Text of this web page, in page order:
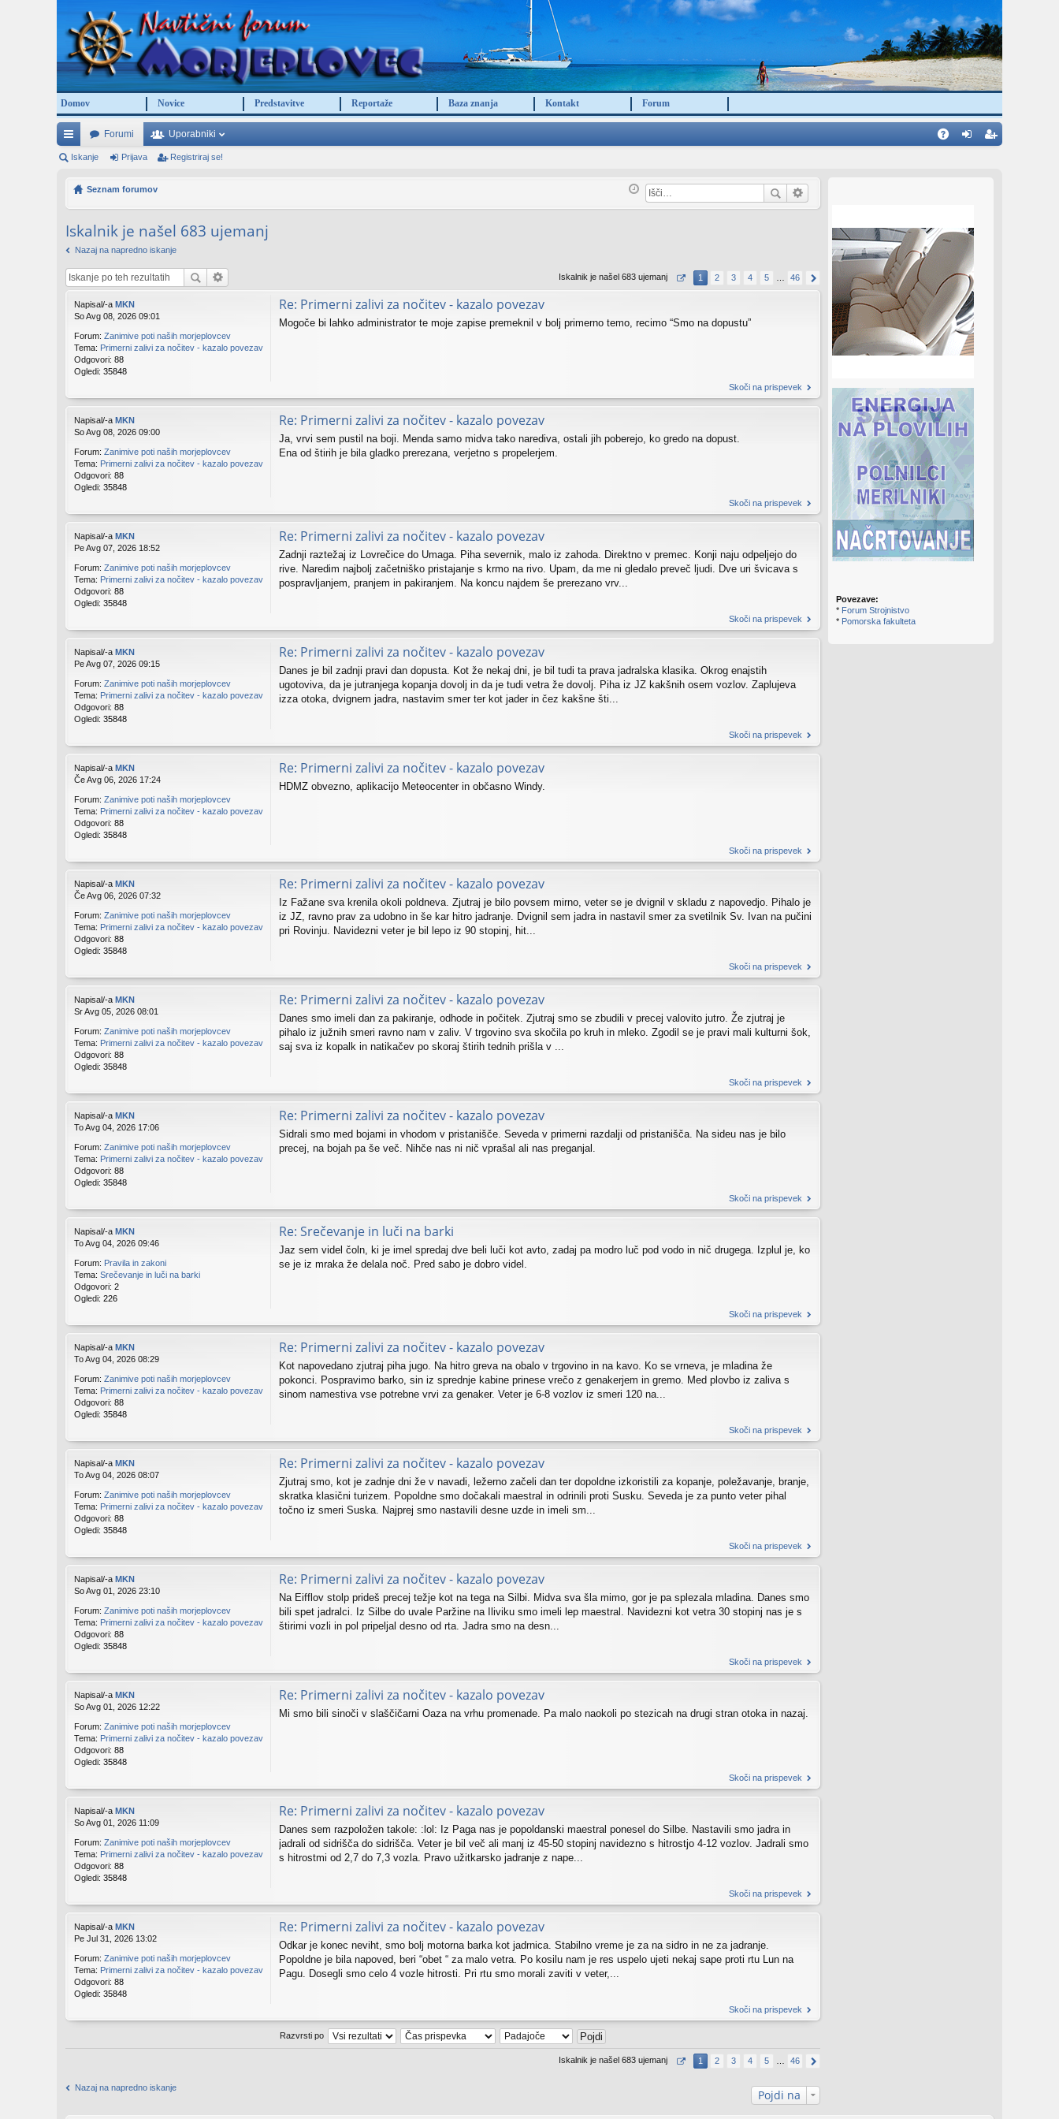
Domov Novice Predstavitve Reportaže Baza znanja Kontakt Forum
itr
po
ve
za
ve
Forumi Uporabniki
Iskanje Prijava Registriraj se!
Seznam forumov
Iskalnik je našel 683 ujemanj
Nazaj na napredno iskanje
Iskalnik je našel 683 ujemanj 1 2 3 4 5 … 46
Napisal/-a MKN
So Avg 08, 2026 09:01
Forum: Zanimive poti naših morjeplovcev
Tema: Primerni zalivi za nočitev - kazalo povezav
Odgovori: 88
Ogledi: 35848
Re: Primerni zalivi za nočitev - kazalo povezav
Mogoče bi lahko administrator te moje zapise premeknil v bolj primerno temo, recimo “Smo na dopustu”
Skoči na prispevek
Napisal/-a MKN
So Avg 08, 2026 09:00
Forum: Zanimive poti naših morjeplovcev
Tema: Primerni zalivi za nočitev - kazalo povezav
Odgovori: 88
Ogledi: 35848
Re: Primerni zalivi za nočitev - kazalo povezav
Ja, vrvi sem pustil na boji. Menda samo midva tako narediva, ostali jih poberejo, ko gredo na dopust.
Ena od štirih je bila gladko prerezana, verjetno s propelerjem.
Skoči na prispevek
Napisal/-a MKN
Pe Avg 07, 2026 18:52
Forum: Zanimive poti naših morjeplovcev
Tema: Primerni zalivi za nočitev - kazalo povezav
Odgovori: 88
Ogledi: 35848
Re: Primerni zalivi za nočitev - kazalo povezav
Zadnji raztežaj iz Lovrečice do Umaga. Piha severnik, malo iz zahoda. Direktno v premec. Konji naju odpeljejo do
rive. Naredim najbolj začetniško pristajanje s krmo na rivo. Upam, da me ni gledalo preveč ljudi. Dve uri švicava s
pospravljanjem, pranjem in pakiranjem. Na koncu najdem še prerezano vrv...
Skoči na prispevek
Napisal/-a MKN
Pe Avg 07, 2026 09:15
Forum: Zanimive poti naših morjeplovcev
Tema: Primerni zalivi za nočitev - kazalo povezav
Odgovori: 88
Ogledi: 35848
Re: Primerni zalivi za nočitev - kazalo povezav
Danes je bil zadnji pravi dan dopusta. Kot že nekaj dni, je bil tudi ta prava jadralska klasika. Okrog enajstih
ugotoviva, da je jutranjega kopanja dovolj in da je tudi vetra že dovolj. Piha iz JZ kakšnih osem vozlov. Zaplujeva
izza otoka, dvignem jadra, nastavim smer ter kot jader in čez kakšne šti...
Skoči na prispevek
Napisal/-a MKN
Če Avg 06, 2026 17:24
Forum: Zanimive poti naših morjeplovcev
Tema: Primerni zalivi za nočitev - kazalo povezav
Odgovori: 88
Ogledi: 35848
Re: Primerni zalivi za nočitev - kazalo povezav
HDMZ obvezno, aplikacijo Meteocenter in občasno Windy.
Skoči na prispevek
Napisal/-a MKN
Če Avg 06, 2026 07:32
Forum: Zanimive poti naših morjeplovcev
Tema: Primerni zalivi za nočitev - kazalo povezav
Odgovori: 88
Ogledi: 35848
Re: Primerni zalivi za nočitev - kazalo povezav
Iz Fažane sva krenila okoli poldneva. Zjutraj je bilo povsem mirno, veter se je dvignil v skladu z napovedjo. Pihalo je
iz JZ, ravno prav za udobno in še kar hitro jadranje. Dvignil sem jadra in nastavil smer za svetilnik Sv. Ivan na pučini
pri Rovinju. Navidezni veter je bil lepo iz 90 stopinj, hit...
Skoči na prispevek
Napisal/-a MKN
Sr Avg 05, 2026 08:01
Forum: Zanimive poti naših morjeplovcev
Tema: Primerni zalivi za nočitev - kazalo povezav
Odgovori: 88
Ogledi: 35848
Re: Primerni zalivi za nočitev - kazalo povezav
Danes smo imeli dan za pakiranje, odhode in počitek. Zjutraj smo se zbudili v precej valovito jutro. Že zjutraj je
pihalo iz južnih smeri ravno nam v zaliv. V trgovino sva skočila po kruh in mleko. Zgodil se je pravi mali kulturni šok,
saj sva iz kopalk in natikačev po skoraj štirih tednih prišla v ...
Skoči na prispevek
Napisal/-a MKN
To Avg 04, 2026 17:06
Forum: Zanimive poti naših morjeplovcev
Tema: Primerni zalivi za nočitev - kazalo povezav
Odgovori: 88
Ogledi: 35848
Re: Primerni zalivi za nočitev - kazalo povezav
Sidrali smo med bojami in vhodom v pristanišče. Seveda v primerni razdalji od pristanišča. Na sideu nas je bilo
precej, na bojah pa še več. Nihče nas ni nič vprašal ali nas preganjal.
Skoči na prispevek
Napisal/-a MKN
To Avg 04, 2026 09:46
Forum: Pravila in zakoni
Tema: Srečevanje in luči na barki
Odgovori: 2
Ogledi: 226
Re: Srečevanje in luči na barki
Jaz sem videl čoln, ki je imel spredaj dve beli luči kot avto, zadaj pa modro luč pod vodo in nič drugega. Izplul je, ko
se je iz mraka že delala noč. Pred sabo je dobro videl.
Skoči na prispevek
Napisal/-a MKN
To Avg 04, 2026 08:29
Forum: Zanimive poti naših morjeplovcev
Tema: Primerni zalivi za nočitev - kazalo povezav
Odgovori: 88
Ogledi: 35848
Re: Primerni zalivi za nočitev - kazalo povezav
Kot napovedano zjutraj piha jugo. Na hitro greva na obalo v trgovino in na kavo. Ko se vrneva, je mladina že
pokonci. Pospravimo barko, sin iz sprednje kabine prinese vrečo z genakerjem in gremo. Med plovbo iz zaliva s
sinom namestiva vse potrebne vrvi za genaker. Veter je 6-8 vozlov iz smeri 120 na...
Skoči na prispevek
Napisal/-a MKN
To Avg 04, 2026 08:07
Forum: Zanimive poti naših morjeplovcev
Tema: Primerni zalivi za nočitev - kazalo povezav
Odgovori: 88
Ogledi: 35848
Re: Primerni zalivi za nočitev - kazalo povezav
Zjutraj smo, kot je zadnje dni že v navadi, ležerno začeli dan ter dopoldne izkoristili za kopanje, poležavanje, branje,
skratka klasični turizem. Popoldne smo dočakali maestral in odrinili proti Susku. Seveda je za punto veter pihal
točno iz smeri Suska. Najprej smo nastavili desne uzde in imeli sm...
Skoči na prispevek
Napisal/-a MKN
So Avg 01, 2026 23:10
Forum: Zanimive poti naših morjeplovcev
Tema: Primerni zalivi za nočitev - kazalo povezav
Odgovori: 88
Ogledi: 35848
Re: Primerni zalivi za nočitev - kazalo povezav
Na Eifflov stolp prideš precej težje kot na tega na Silbi. Midva sva šla mimo, gor je pa splezala mladina. Danes smo
bili spet jadralci. Iz Silbe do uvale Paržine na Iliviku smo imeli lep maestral. Navidezni kot vetra 30 stopinj nas je s
štirimi vozli in pol pripeljal desno od rta. Jadra smo na desn...
Skoči na prispevek
Napisal/-a MKN
So Avg 01, 2026 12:22
Forum: Zanimive poti naših morjeplovcev
Tema: Primerni zalivi za nočitev - kazalo povezav
Odgovori: 88
Ogledi: 35848
Re: Primerni zalivi za nočitev - kazalo povezav
Mi smo bili sinoči v slaščičarni Oaza na vrhu promenade. Pa malo naokoli po stezicah na drugi stran otoka in nazaj.
Skoči na prispevek
Napisal/-a MKN
So Avg 01, 2026 11:09
Forum: Zanimive poti naših morjeplovcev
Tema: Primerni zalivi za nočitev - kazalo povezav
Odgovori: 88
Ogledi: 35848
Re: Primerni zalivi za nočitev - kazalo povezav
Danes sem razpoložen takole: :lol: Iz Paga nas je popoldanski maestral ponesel do Silbe. Nastavili smo jadra in
jadrali od sidrišča do sidrišča. Veter je bil več ali manj iz 45-50 stopinj navidezno s hitrostjo 4-12 vozlov. Jadrali smo
s hitrostmi od 2,7 do 7,3 vozla. Pravo užitkarsko jadranje z nape...
Skoči na prispevek
Napisal/-a MKN
Pe Jul 31, 2026 13:02
Forum: Zanimive poti naših morjeplovcev
Tema: Primerni zalivi za nočitev - kazalo povezav
Odgovori: 88
Ogledi: 35848
Re: Primerni zalivi za nočitev - kazalo povezav
Odkar je konec neviht, smo bolj motorna barka kot jadrnica. Stabilno vreme je za na sidro in ne za jadranje.
Popoldne je bila napoved, beri “obet “ za malo vetra. Po kosilu nam je res uspelo ujeti nekaj sape proti rtu Lun na
Pagu. Dosegli smo celo 4 vozle hitrosti. Pri rtu smo morali zaviti v veter,...
Skoči na prispevek
Razvrsti po
Iskalnik je našel 683 ujemanj 1 2 3 4 5 … 46
Nazaj na napredno iskanje Pojdi na
Povezave:
* Forum Strojnistvo
* Pomorska fakulteta